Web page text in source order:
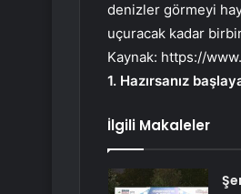
denizler görmeyi
uçuracak kadar
Kaynak: https://
1. Hazırsanız
İlgili Makaleler